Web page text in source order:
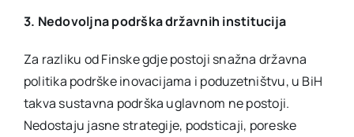
3. Nedovoljna podrška državnih institucija
Za razliku od Finske gdje postoji snažna državna
politika podrške inovacijama i poduzetništvu, u BiH
takva sustavna podrška uglavnom ne postoji.
Nedostaju jasne strategije, podsticaji, poreske